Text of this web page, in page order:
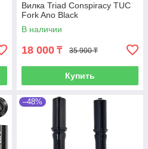
Вилка Triad Conspiracy TUC
Fork Ano Black
В наличии
18 000 ₸ 35 900 ₸
Купить
–48%